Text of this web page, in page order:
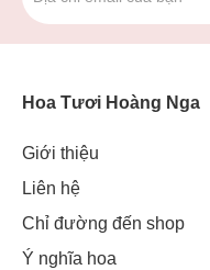
Hoa Tươi Hoàng Nga
Giới thiệu
Liên hệ
Chỉ đường đến shop
Ý nghĩa hoa